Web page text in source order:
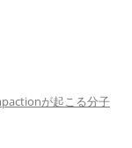
が起こる分子